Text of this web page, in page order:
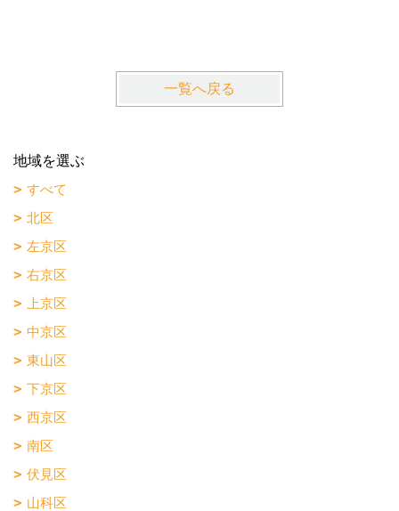
一覧へ戻る
地域を選ぶ
すべて
北区
左京区
右京区
上京区
中京区
東山区
下京区
西京区
南区
伏見区
山科区